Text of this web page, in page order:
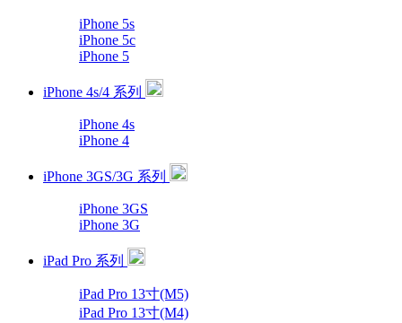
iPhone 5s
iPhone 5c
iPhone 5
iPhone 4s/4 系列
iPhone 4s
iPhone 4
iPhone 3GS/3G 系列
iPhone 3GS
iPhone 3G
iPad Pro 系列
iPad Pro 13寸(M5)
iPad Pro 13寸(M4)